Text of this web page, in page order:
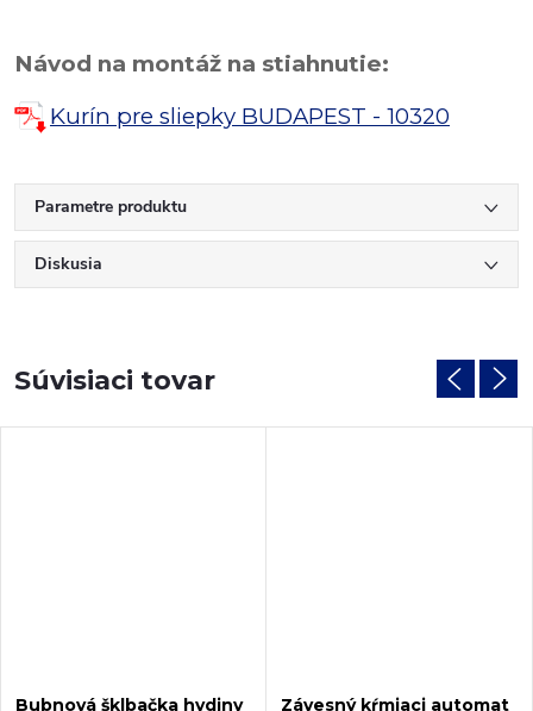
Návod na montáž na stiahnutie:
Kurín pre sliepky BUDAPEST - 10320
Parametre produktu
Diskusia
Súvisiaci tovar
Bubnová šklbačka hydiny
Závesný kŕmiaci automat